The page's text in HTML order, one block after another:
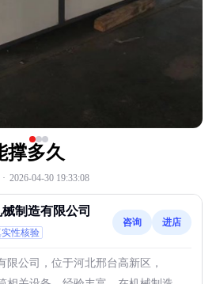
撑多久
· 2026-04-30 19:33:08
制造有限公司
性核验
咨询 进店
限公司，位于河北邢台高新区，